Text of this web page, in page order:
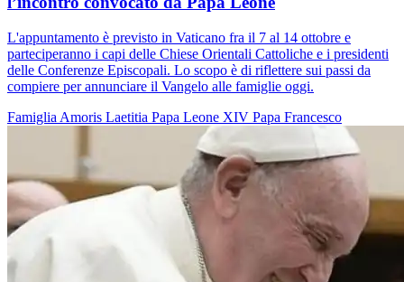
L'appuntamento è previsto in Vaticano fra il 7 al 14 ottobre e
parteciperanno i capi delle Chiese Orientali Cattoliche e i presidenti
delle Conferenze Episcopali. Lo scopo è di riflettere sui passi da
compiere per annunciare il Vangelo alle famiglie oggi.
Famiglia Amoris Laetitia Papa Leone XIV Papa Francesco